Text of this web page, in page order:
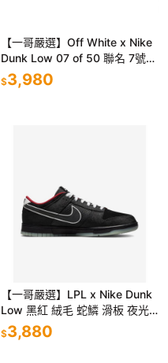
【一哥嚴選】Off White x Nike
Dunk Low 07 of 50 聯名 7號
白灰 DM1602-108
$3,980
【一哥嚴選】LPL x Nike Dunk
Low 黑紅 絨毛 蛇鱗 滑板 夜光
氣墊 男女 情侶 DO2327-011
$3,880